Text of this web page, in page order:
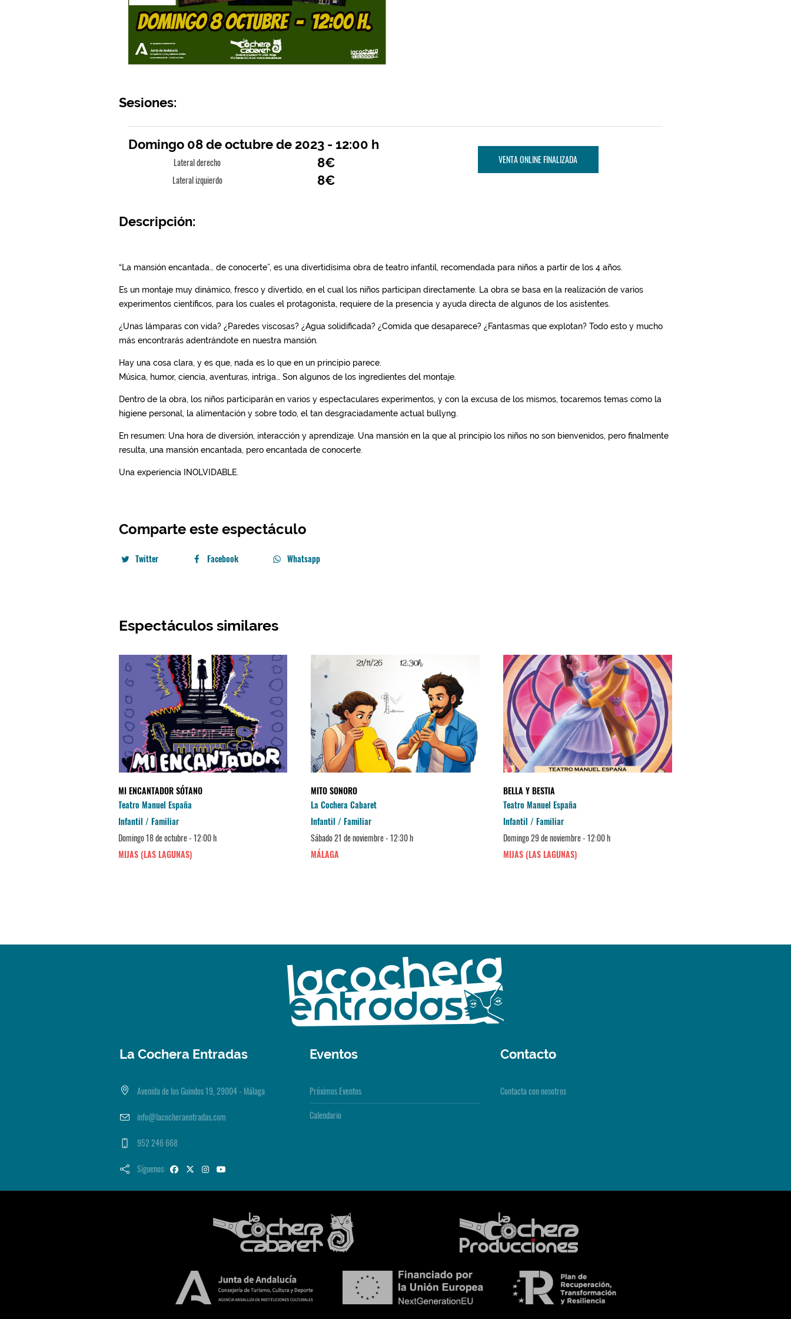
Sesiones:
Domingo 08 de octubre de 2023 - 12:00 h
Lateral derecho 8€
Lateral izquierdo 8€
VENTA ONLINE FINALIZADA
Descripción:
Comparte este espectáculo
Twitter Facebook Whatsapp
Espectáculos similares
MI ENCANTADOR SÓTANO
Teatro Manuel España
Infantil / Familiar
Domingo 18 de octubre - 12:00 h
MIJAS (LAS LAGUNAS)
MITO SONORO
La Cochera Cabaret
Infantil / Familiar
Sábado 21 de noviembre - 12:30 h
MÁLAGA
BELLA Y BESTIA
Teatro Manuel España
Infantil / Familiar
Domingo 29 de noviembre - 12:00 h
MIJAS (LAS LAGUNAS)
La Cochera Entradas
Avenida de los Guindos 19, 29004 - Málaga
info@lacocheraentradas.com
952 246 668
Síguenos:
Eventos
Próximos Eventos
Calendario
Contacto
Contacta con nosotros